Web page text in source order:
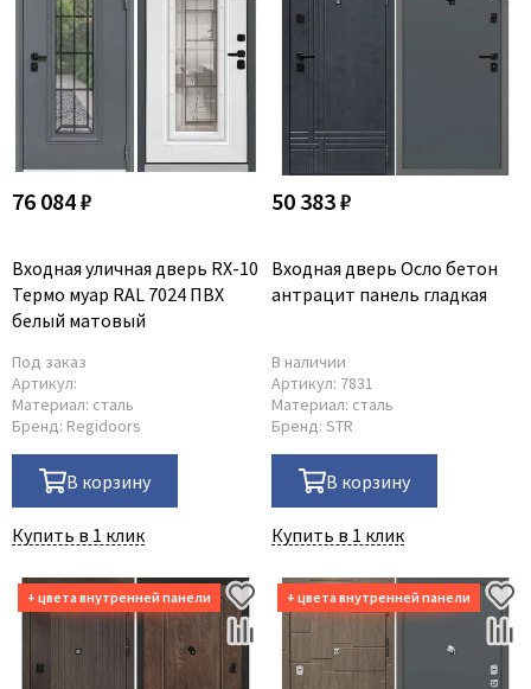
76 084 ₽
Входная уличная дверь RX-10
Термо муар RAL 7024 ПВХ
белый матовый
Под заказ
Артикул:
Материал: сталь
Бренд: Regidoors
В корзину
Купить в 1 клик
50 383 ₽
Входная дверь Осло бетон
антрацит панель гладкая
В наличии
Артикул: 7831
Материал: сталь
Бренд: STR
В корзину
Купить в 1 клик